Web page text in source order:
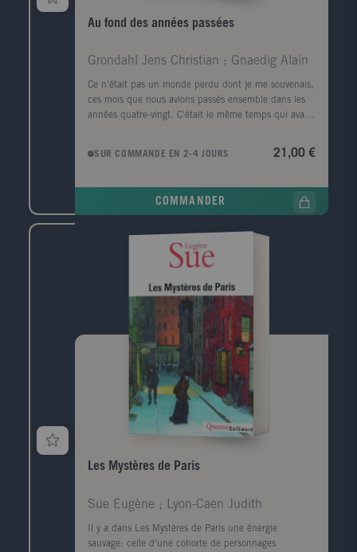
Au fond des années passées
Grondahl Jens Christian ; Gnaedig Alain
Ce n'était pas un monde perdu dont je me souvenais,
ces mois que nous avions passés ensemble dans les
années quatre-vingt. C'était le même temps qui avait
Le diagnostic de maladie de Parkinson a d'abord été
amour de jeunesse, une femme libre qu'il a tant
ce diagnostic, et elle l'entraîne dans le drame de sa
propre vie, une histoire emblématique de notre
temps, remplie d'abus de pouvoir et de trahisons.
Jens Christian Grøndahl écrit une partition subtile où
au milieu des souvenirs sont exposées les
problématiques les plus actuelles - qui vont de la
maladie à l'égarement politique, du fossé entre les
générations aux violences faites aux femmes. Une fois
encore, Jens Christian Grøndahl nous éblouit par sa
capacité à saisir l'esprit du temps et à montrer
comment l'on peut choisir de se relever après avoir
subi une chute et faire le choix de la vie.
SUR COMMANDE EN 2-4 JOURS 21,00 €
COMMANDER
Les Mystères de Paris
Sue Eugène ; Lyon-Caen Judith
Il y a dans Les Mystères de Paris une énergie
sauvage: celle d'une cohorte de personnages